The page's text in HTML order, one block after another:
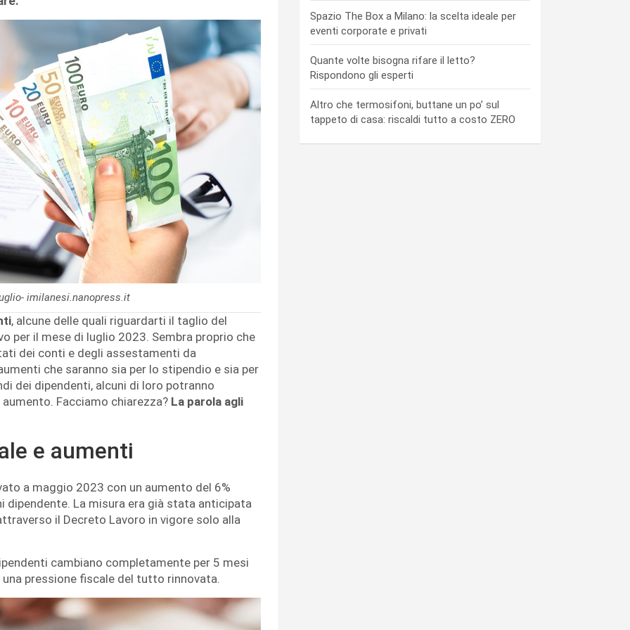
imilanesi.nanopress.it
, alcune delle quali riguardarti il taglio del
per il mese di luglio 2023. Sembra proprio che
dei conti e degli assestamenti da
che saranno sia per lo stipendio e sia per
dei dipendenti, alcuni di loro potranno
Facciamo chiarezza? La parola agli
e aumenti
a maggio 2023 con un aumento del 6%
dipendente. La misura era già stata anticipata
il Decreto Lavoro in vigore solo alla
cambiano completamente per 5 mesi
pressione fiscale del tutto rinnovata.
Spazio The Box a Milano: la scelta ideale per
eventi corporate e privati
Quante volte bisogna rifare il letto?
Rispondono gli esperti
Altro che termosifoni, buttane un po’ sul
tappeto di casa: riscaldi tutto a costo ZERO